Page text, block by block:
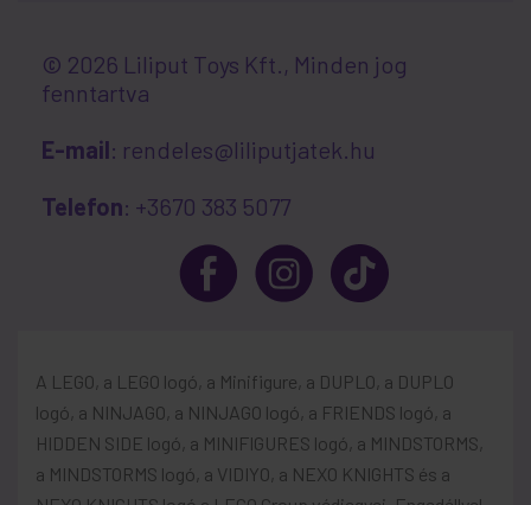
© 2026 Liliput Toys Kft., Minden jog
fenntartva
E-mail: rendeles@liliputjatek.hu
Telefon: +3670 383 5077
A LEGO, a LEGO logó, a Minifigure, a DUPLO, a DUPLO
logó, a NINJAGO, a NINJAGO logó, a FRIENDS logó, a
HIDDEN SIDE logó, a MINIFIGURES logó, a MINDSTORMS,
a MINDSTORMS logó, a VIDIYO, a NEXO KNIGHTS és a